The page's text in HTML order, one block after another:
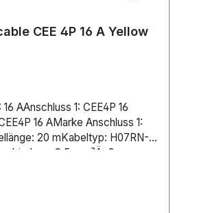
CEE 4P 16 A Yellow
AAnschluss 1: CEE4P 16
16 AMarke Anschluss 1:
20 mKabeltyp: H07RN-
2.5 mm²Äußerer